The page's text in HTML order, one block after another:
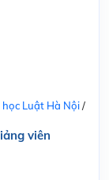
Luật Hà Nội/
viên